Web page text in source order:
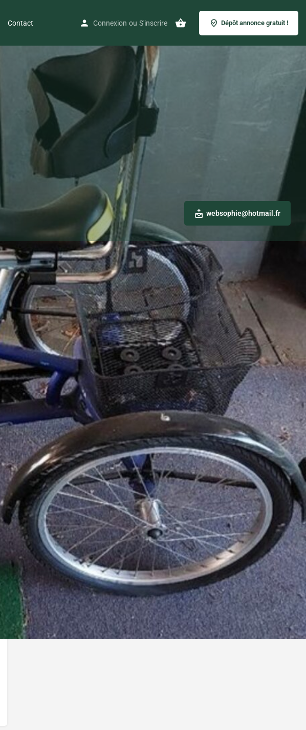
Contact Connexion ou S'inscrire Dépôt annonce gratuit !
websophie@hotmail.fr
Envoyer un mail
Description
Tricycle Momo enfant taille S en très bon état avec divers accessoires
ergonomique.
Pas de livraison possible
A récupérer sur place dans le 67
Localisation de l'annonce
67-Bas-Rhin, 67120, Molsheim